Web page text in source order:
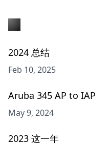
2024 总结
Feb 10, 2025
Aruba 345 AP to IAP
May 9, 2024
2023 这一年